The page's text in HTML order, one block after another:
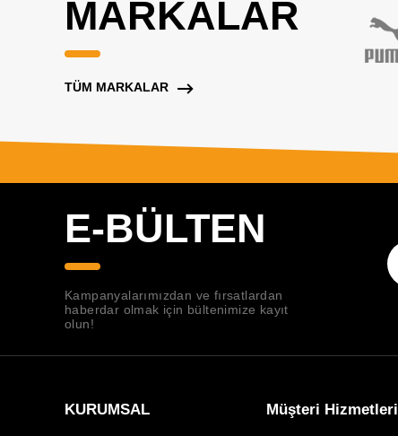
MARKALAR
TÜM MARKALAR
E-BÜLTEN
Kampanyalarımızdan ve fırsatlardan
haberdar olmak için bültenimize kayıt
olun!
KURUMSAL Müşteri Hizmetleri